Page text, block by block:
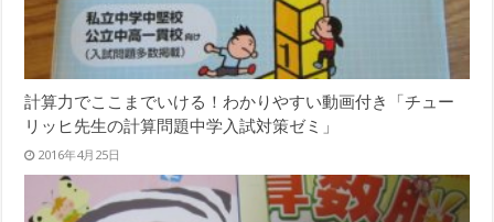
計算力でここまでいける！わかりやすい動画付き「チュー
リッヒ先生の計算問題中学入試対策ゼミ」
2016年4月25日